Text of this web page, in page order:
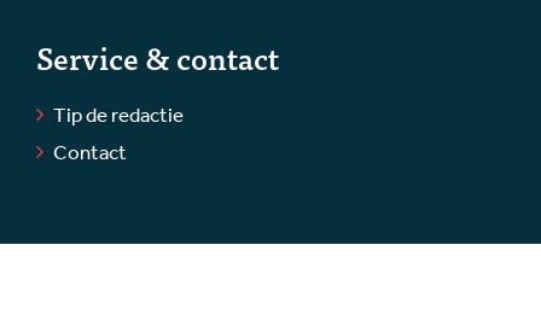
Service & contact
Tip de redactie
Contact